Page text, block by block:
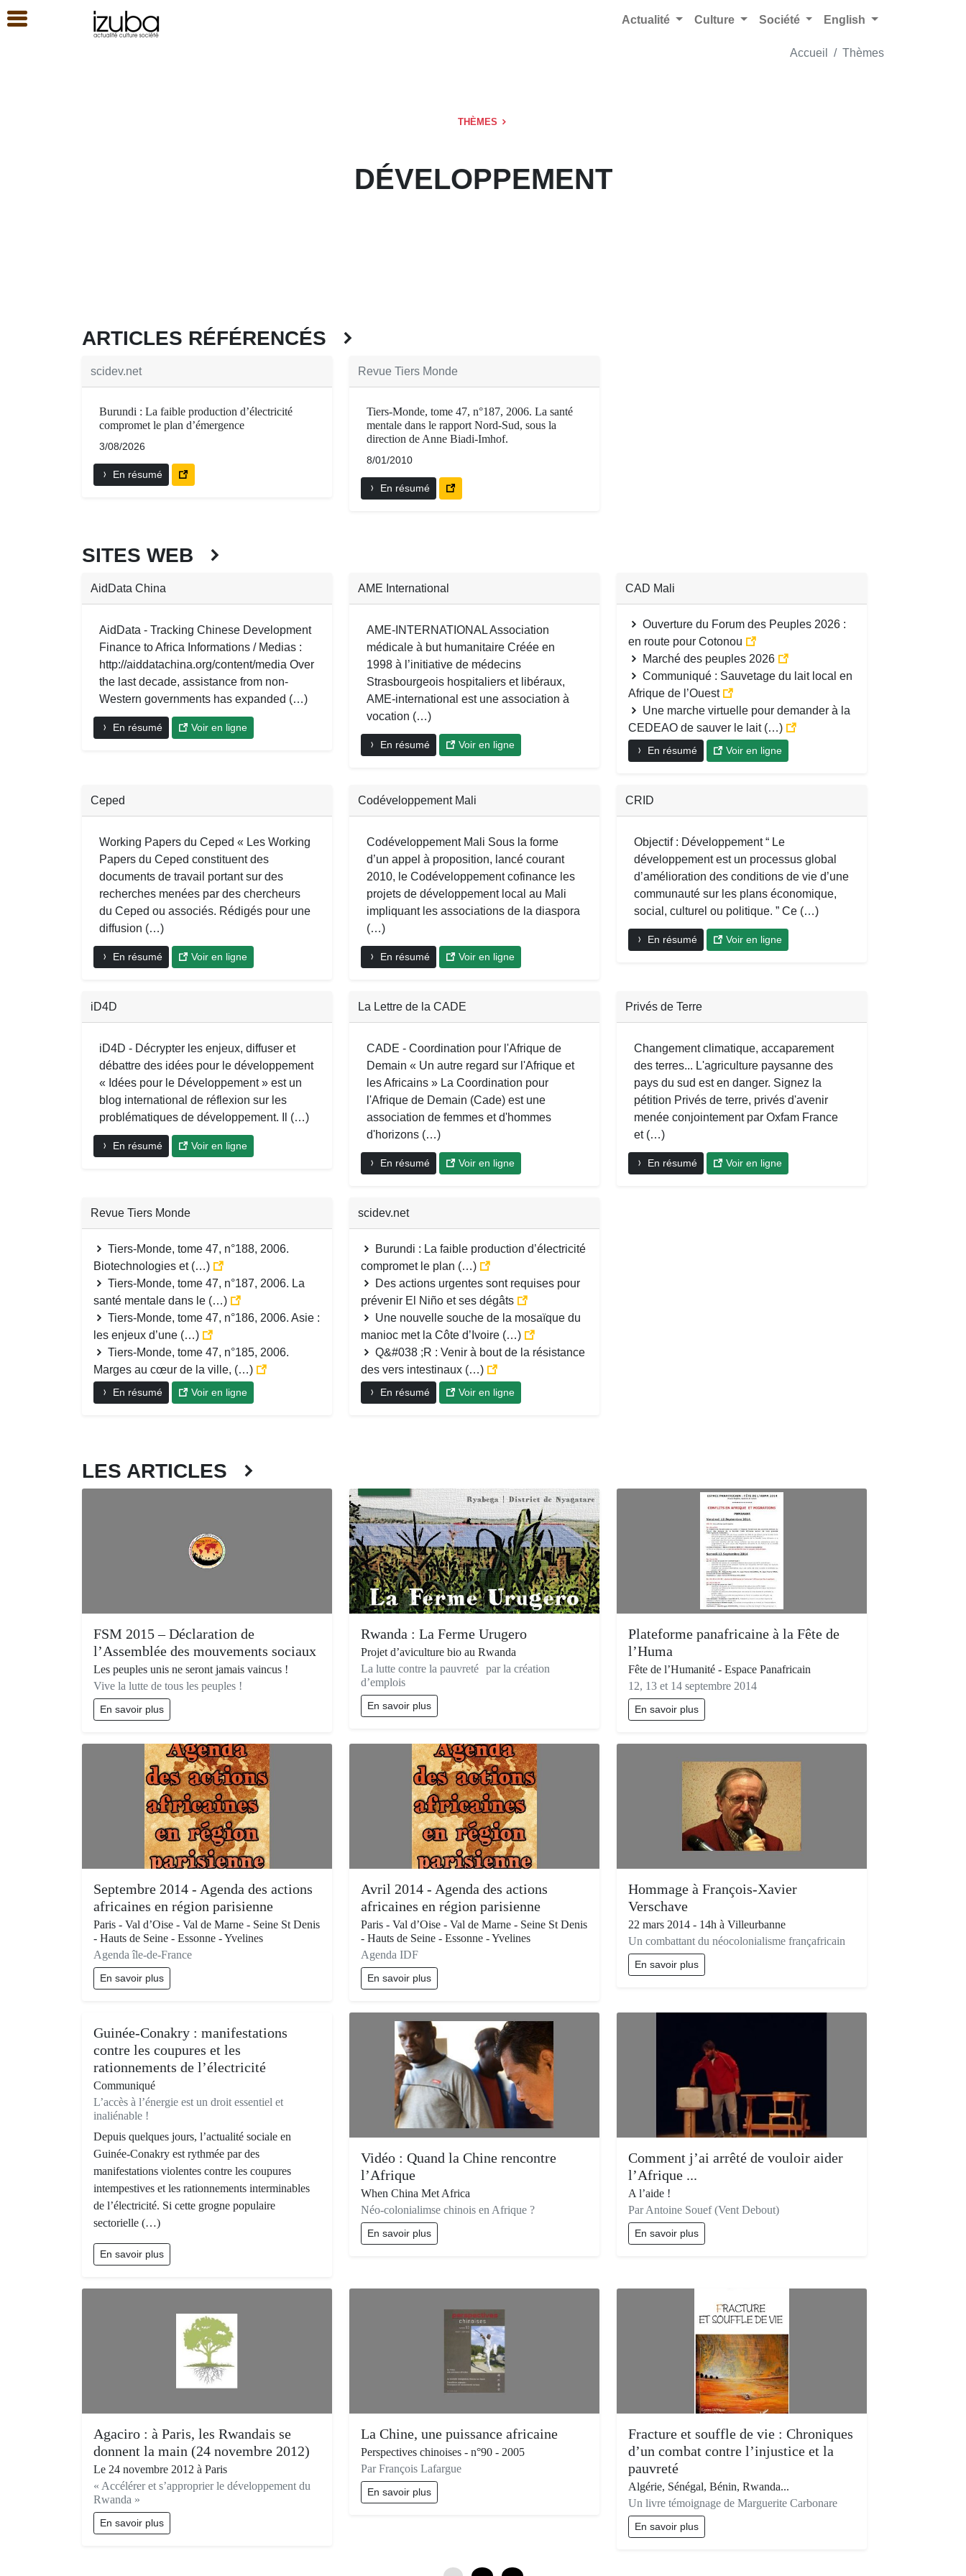
Actualité Culture Société English
Accueil Thèmes
THÈMES
DÉVELOPPEMENT
ARTICLES RÉFÉRENCÉS
scidev.net
Burundi : La faible production d’électricité
compromet le plan d’émergence
3/08/2026
En résumé
Revue Tiers Monde
Tiers-Monde, tome 47, n°187, 2006. La santé
mentale dans le rapport Nord-Sud, sous la
direction de Anne Biadi-Imhof.
8/01/2010
En résumé
SITES WEB
AidData China
AidData - Tracking Chinese Development
Finance to Africa Informations / Medias :
http://aiddatachina.org/content/media Over
the last decade, assistance from non-
Western governments has expanded (…)
En résumé Voir en ligne
AME International
AME-INTERNATIONAL Association
médicale à but humanitaire Créée en
1998 à l’initiative de médecins
Strasbourgeois hospitaliers et libéraux,
AME-international est une association à
vocation (…)
En résumé Voir en ligne
CAD Mali
Ouverture du Forum des Peuples 2026 :
en route pour Cotonou
Marché des peuples 2026
Communiqué : Sauvetage du lait local en
Afrique de l’Ouest
Une marche virtuelle pour demander à la
CEDEAO de sauver le lait (…)
En résumé Voir en ligne
Ceped
Working Papers du Ceped « Les Working
Papers du Ceped constituent des
documents de travail portant sur des
recherches menées par des chercheurs
du Ceped ou associés. Rédigés pour une
diffusion (…)
En résumé Voir en ligne
Codéveloppement Mali
Codéveloppement Mali Sous la forme
d’un appel à proposition, lancé courant
2010, le Codéveloppement cofinance les
projets de développement local au Mali
impliquant les associations de la diaspora
(…)
En résumé Voir en ligne
CRID
Objectif : Développement “ Le
développement est un processus global
d’amélioration des conditions de vie d’une
communauté sur les plans économique,
social, culturel ou politique. ” Ce (…)
En résumé Voir en ligne
iD4D
iD4D - Décrypter les enjeux, diffuser et
débattre des idées pour le développement
« Idées pour le Développement » est un
blog international de réflexion sur les
problématiques de développement. Il (…)
En résumé Voir en ligne
La Lettre de la CADE
CADE - Coordination pour l'Afrique de
Demain « Un autre regard sur l'Afrique et
les Africains » La Coordination pour
l'Afrique de Demain (Cade) est une
association de femmes et d'hommes
d'horizons (…)
En résumé Voir en ligne
Privés de Terre
Changement climatique, accaparement
des terres... L'agriculture paysanne des
pays du sud est en danger. Signez la
pétition Privés de terre, privés d'avenir
menée conjointement par Oxfam France
et (…)
En résumé Voir en ligne
Revue Tiers Monde
Tiers-Monde, tome 47, n°188, 2006.
Biotechnologies et (…)
Tiers-Monde, tome 47, n°187, 2006. La
santé mentale dans le (…)
Tiers-Monde, tome 47, n°186, 2006. Asie :
les enjeux d’une (…)
Tiers-Monde, tome 47, n°185, 2006.
Marges au cœur de la ville, (…)
En résumé Voir en ligne
scidev.net
Burundi : La faible production d’électricité
compromet le plan (…)
Des actions urgentes sont requises pour
prévenir El Niño et ses dégâts
Une nouvelle souche de la mosaïque du
manioc met la Côte d’Ivoire (…)
Q&#038 ;R : Venir à bout de la résistance
des vers intestinaux (…)
En résumé Voir en ligne
LES ARTICLES
FSM 2015 – Déclaration de
l’Assemblée des mouvements sociaux
Les peuples unis ne seront jamais vaincus !
Vive la lutte de tous les peuples !
En savoir plus
Rwanda : La Ferme Urugero
Projet d’aviculture bio au Rwanda
La lutte contre la pauvreté par la création
d’emplois
En savoir plus
Plateforme panafricaine à la Fête de
l’Huma
Fête de l’Humanité - Espace Panafricain
12, 13 et 14 septembre 2014
En savoir plus
Septembre 2014 - Agenda des actions
africaines en région parisienne
Paris - Val d’Oise - Val de Marne - Seine St Denis
- Hauts de Seine - Essonne - Yvelines
Agenda île-de-France
En savoir plus
Avril 2014 - Agenda des actions
africaines en région parisienne
Paris - Val d’Oise - Val de Marne - Seine St Denis
- Hauts de Seine - Essonne - Yvelines
Agenda IDF
En savoir plus
Hommage à François-Xavier
Verschave
22 mars 2014 - 14h à Villeurbanne
Un combattant du néocolonialisme françafricain
En savoir plus
Guinée-Conakry : manifestations
contre les coupures et les
rationnements de l’électricité
Communiqué
L’accès à l’énergie est un droit essentiel et
inaliénable !
Depuis quelques jours, l’actualité sociale en
Guinée-Conakry est rythmée par des
manifestations violentes contre les coupures
intempestives et les rationnements interminables
de l’électricité. Si cette grogne populaire
sectorielle (…)
En savoir plus
Vidéo : Quand la Chine rencontre
l’Afrique
When China Met Africa
Néo-colonialimse chinois en Afrique ?
En savoir plus
Comment j’ai arrêté de vouloir aider
l’Afrique ...
A l’aide !
Par Antoine Souef (Vent Debout)
En savoir plus
Agaciro : à Paris, les Rwandais se
donnent la main (24 novembre 2012)
Le 24 novembre 2012 à Paris
« Accélérer et s’approprier le développement du
Rwanda »
En savoir plus
La Chine, une puissance africaine
Perspectives chinoises - n°90 - 2005
Par François Lafargue
En savoir plus
Fracture et souffle de vie : Chroniques
d’un combat contre l’injustice et la
pauvreté
Algérie, Sénégal, Bénin, Rwanda...
Un livre témoignage de Marguerite Carbonare
En savoir plus